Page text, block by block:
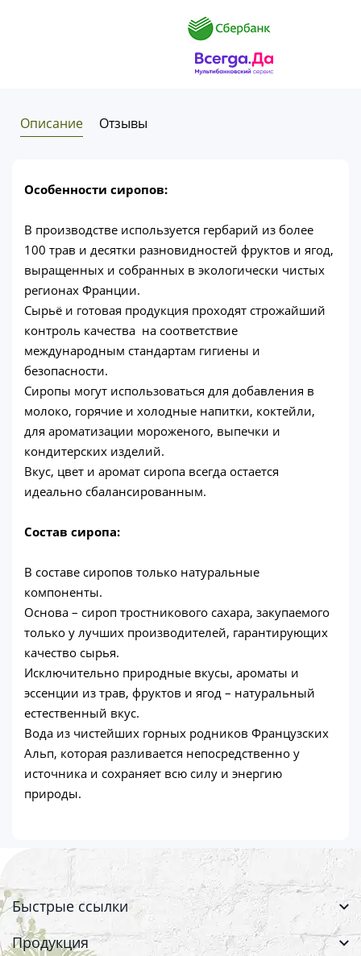
Описание Отзывы
Особенности сиропов:
В производстве используется гербарий из более
100 трав и десятки разновидностей фруктов и ягод,
выращенных и собранных в экологически чистых
регионах Франции.
Сырьё и готовая продукция проходят строжайший
контроль качества на соответствие
международным стандартам гигиены и
безопасности.
Сиропы могут использоваться для добавления в
молоко, горячие и холодные напитки, коктейли,
для ароматизации мороженого, выпечки и
кондитерских изделий.
Вкус, цвет и аромат сиропа всегда остается
идеально сбалансированным.
Состав сиропа:
В составе сиропов только натуральные
компоненты.
Основа – сироп тростникового сахара, закупаемого
только у лучших производителей, гарантирующих
качество сырья.
Исключительно природные вкусы, ароматы и
эссенции из трав, фруктов и ягод – натуральный
естественный вкус.
Вода из чистейших горных родников Французских
Альп, которая разливается непосредственно у
источника и сохраняет всю силу и энергию
природы.
Быстрые ссылки
Продукция